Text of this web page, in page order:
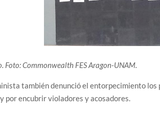
Foto: Commonwealth FES Aragon-UNAM.
también denunció el entorpecimiento los
por encubrir violadores y acosadores.